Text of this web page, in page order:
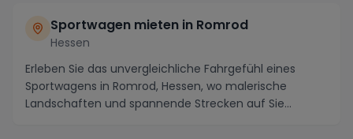
Sportwagen mieten in Romrod
Hessen
Erleben Sie das unvergleichliche Fahrgefühl eines
Sportwagens in Romrod, Hessen, wo malerische
Landschaften und spannende Strecken auf Sie